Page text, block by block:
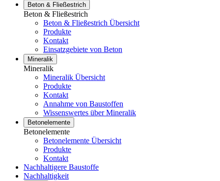
Beton & Fließestrich
Beton & Fließestrich
Beton & Fließestrich Übersicht
Produkte
Kontakt
Einsatzgebiete von Beton
Mineralik
Mineralik
Mineralik Übersicht
Produkte
Kontakt
Annahme von Baustoffen
Wissenswertes über Mineralik
Betonelemente
Betonelemente
Betonelemente Übersicht
Produkte
Kontakt
Nachhaltigere Baustoffe
Nachhaltigkeit